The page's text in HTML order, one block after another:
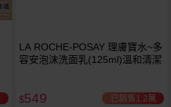
LA ROCHE-POSAY 理膚寶水~多
容安泡沫洗面乳(125ml)溫和清潔
$549 已銷售1.2萬